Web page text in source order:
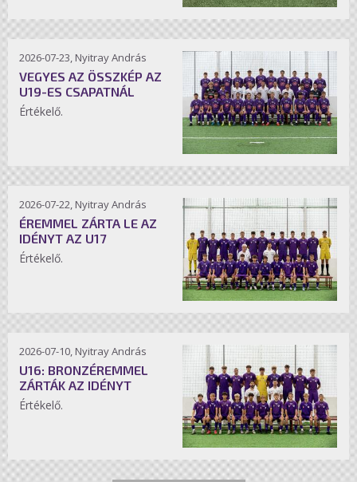
2026-07-23, Nyitray András
VEGYES AZ ÖSSZKÉP AZ
U19-ES CSAPATNÁL
Értékelő.
2026-07-22, Nyitray András
ÉREMMEL ZÁRTA LE AZ
IDÉNYT AZ U17
Értékelő.
2026-07-10, Nyitray András
U16: BRONZÉREMMEL
ZÁRTÁK AZ IDÉNYT
Értékelő.